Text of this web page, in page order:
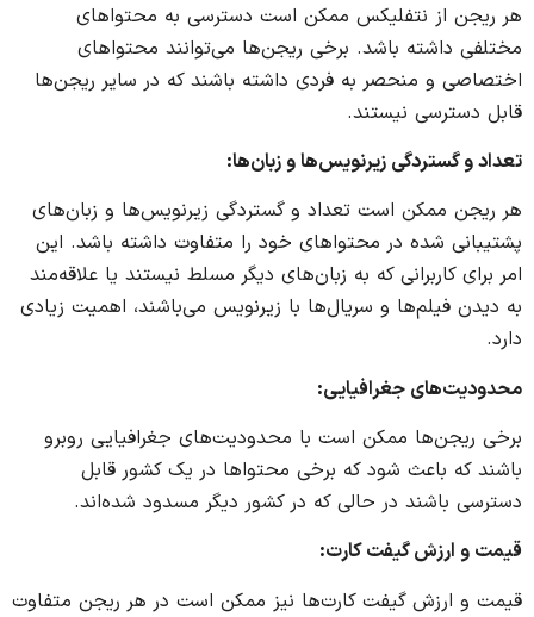
هر ریجن از نتفلیکس ممکن است دسترسی به محتواهای
مختلفی داشته باشد. برخی ریجن‌ها می‌توانند محتواهای
اختصاصی و منحصر به فردی داشته باشند که در سایر ریجن‌ها
قابل دسترسی نیستند.
تعداد و گستردگی زیرنویس‌ها و زبان‌ها:
هر ریجن ممکن است تعداد و گستردگی زیرنویس‌ها و زبان‌های
پشتیبانی شده در محتواهای خود را متفاوت داشته باشد. این
امر برای کاربرانی که به زبان‌های دیگر مسلط نیستند یا علاقه‌مند
به دیدن فیلم‌ها و سریال‌ها با زیرنویس می‌باشند، اهمیت زیادی
دارد.
محدودیت‌های جغرافیایی:
برخی ریجن‌ها ممکن است با محدودیت‌های جغرافیایی روبرو
باشند که باعث شود که برخی محتواها در یک کشور قابل
دسترسی باشند در حالی که در کشور دیگر مسدود شده‌اند.
قیمت و ارزش گیفت کارت:
قیمت و ارزش گیفت کارت‌ها نیز ممکن است در هر ریجن متفاوت